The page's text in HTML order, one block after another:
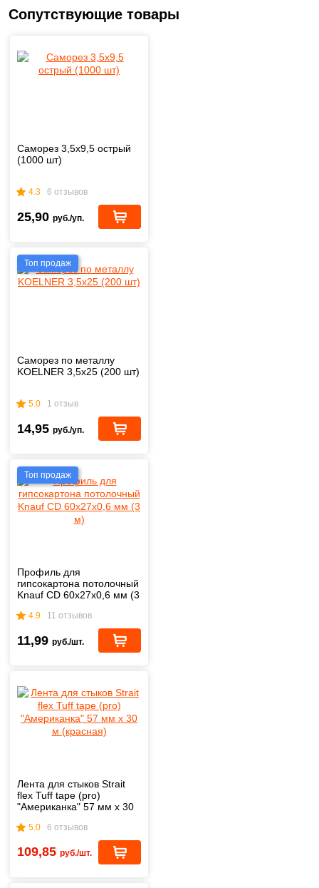
Сопутствующие товары
Саморез 3,5x9,5 острый
(1000 шт)
4.3 6 отзывов
25,90 руб./уп.
Топ продаж
Саморез по металлу
KOELNER 3,5x25 (200 шт)
5.0 1 отзыв
14,95 руб./уп.
Топ продаж
Профиль для
гипсокартона потолочный
Knauf CD 60x27x0,6 мм (3
4.9 11 отзывов
11,99 руб./шт.
Лента для стыков Strait
flex Tuff tape (pro)
"Американка" 57 мм х 30
5.0 6 отзывов
109,85 руб./шт.